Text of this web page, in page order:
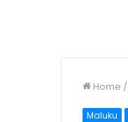
Home /
Maluku